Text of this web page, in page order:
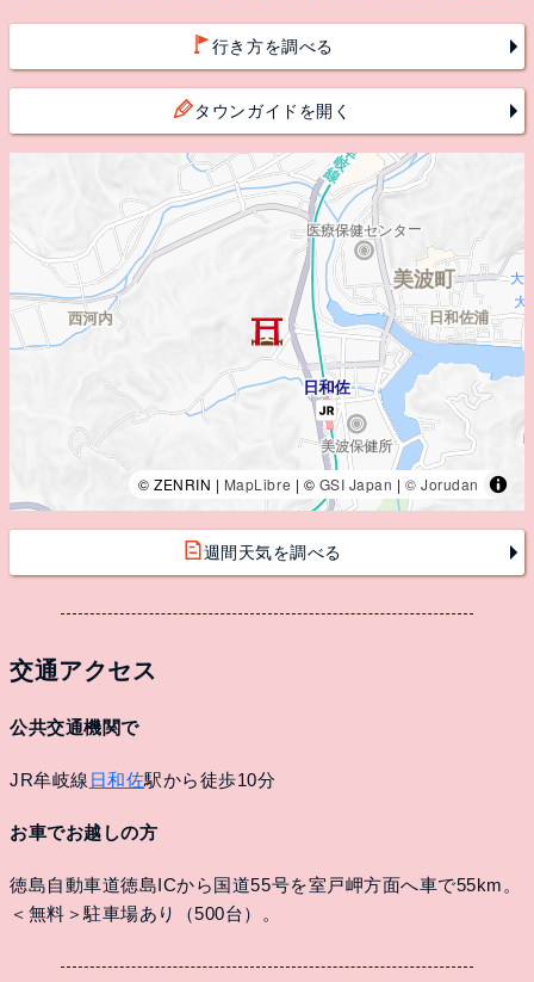
行き方を調べる
タウンガイドを開く
© ZENRIN | MapLibre | © GSI Japan |© Jorudan
週間天気を調べる
交通アクセス
公共交通機関で
JR牟岐線 日和佐駅から徒歩10分
お車でお越しの方
徳島自動車道徳島ICから国道55号を室戸岬方面へ車で55km。
＜無料＞駐車場あり（500台）。